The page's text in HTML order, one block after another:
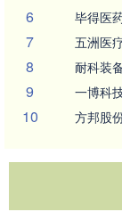
6 毕得医
7 五洲医
8 耐科装
9 一博科
10 方邦股